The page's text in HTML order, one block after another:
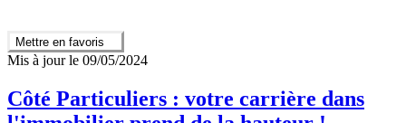
Mettre en favoris
Mis à jour le 09/05/2024
Côté Particuliers : votre carrière dans